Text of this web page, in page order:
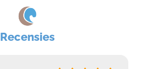
Recensies